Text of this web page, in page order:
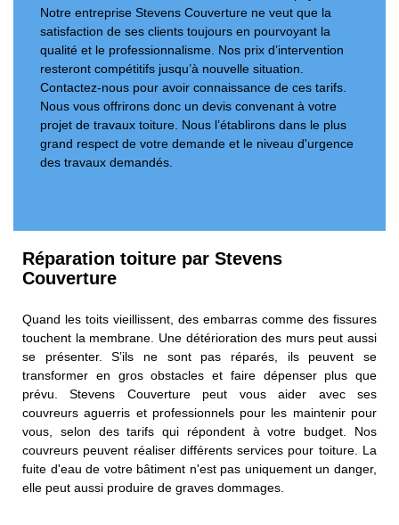
Notre entreprise Stevens Couverture ne veut que la
satisfaction de ses clients toujours en pourvoyant la
qualité et le professionnalisme. Nos prix d’intervention
resteront compétitifs jusqu’à nouvelle situation.
Contactez-nous pour avoir connaissance de ces tarifs.
Nous vous offrirons donc un devis convenant à votre
projet de travaux toiture. Nous l’établirons dans le plus
grand respect de votre demande et le niveau d'urgence
des travaux demandés.
Réparation toiture par Stevens
Couverture
Quand les toits vieillissent, des embarras comme des fissures
touchent la membrane. Une détérioration des murs peut aussi
se présenter. S’ils ne sont pas réparés, ils peuvent se
transformer en gros obstacles et faire dépenser plus que
prévu. Stevens Couverture peut vous aider avec ses
couvreurs aguerris et professionnels pour les maintenir pour
vous, selon des tarifs qui répondent à votre budget. Nos
couvreurs peuvent réaliser différents services pour toiture. La
fuite d'eau de votre bâtiment n'est pas uniquement un danger,
elle peut aussi produire de graves dommages.